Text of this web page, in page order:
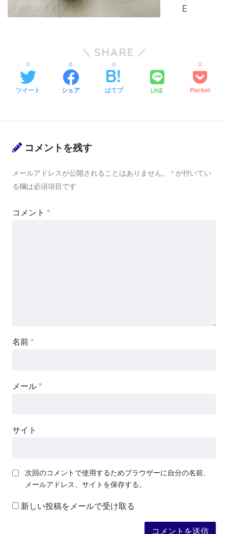
SHARE
ツイート
0
シェア
0
はてブ
0
LINE Pocket
0
コメントを残す
メールアドレスが公開されることはありません。 * が付いてい
る欄は必須項目です
コメント *
名前 *
メール *
サイト
次回のコメントで使用するためブラウザーに自分の名前、
メールアドレス、サイトを保存する。
新しい投稿をメールで受け取る